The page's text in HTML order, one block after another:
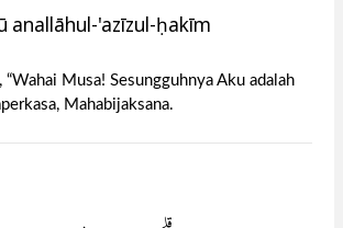
anallāhul-'azīzul-ḥakīm
Musa! Sesungguhnya Aku adalah
Mahabijaksana.